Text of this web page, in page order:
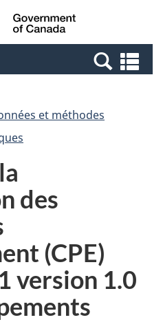
Passer
au
Passer
à
Canada
et
et méthodes
des
(CPE)
version 1.0